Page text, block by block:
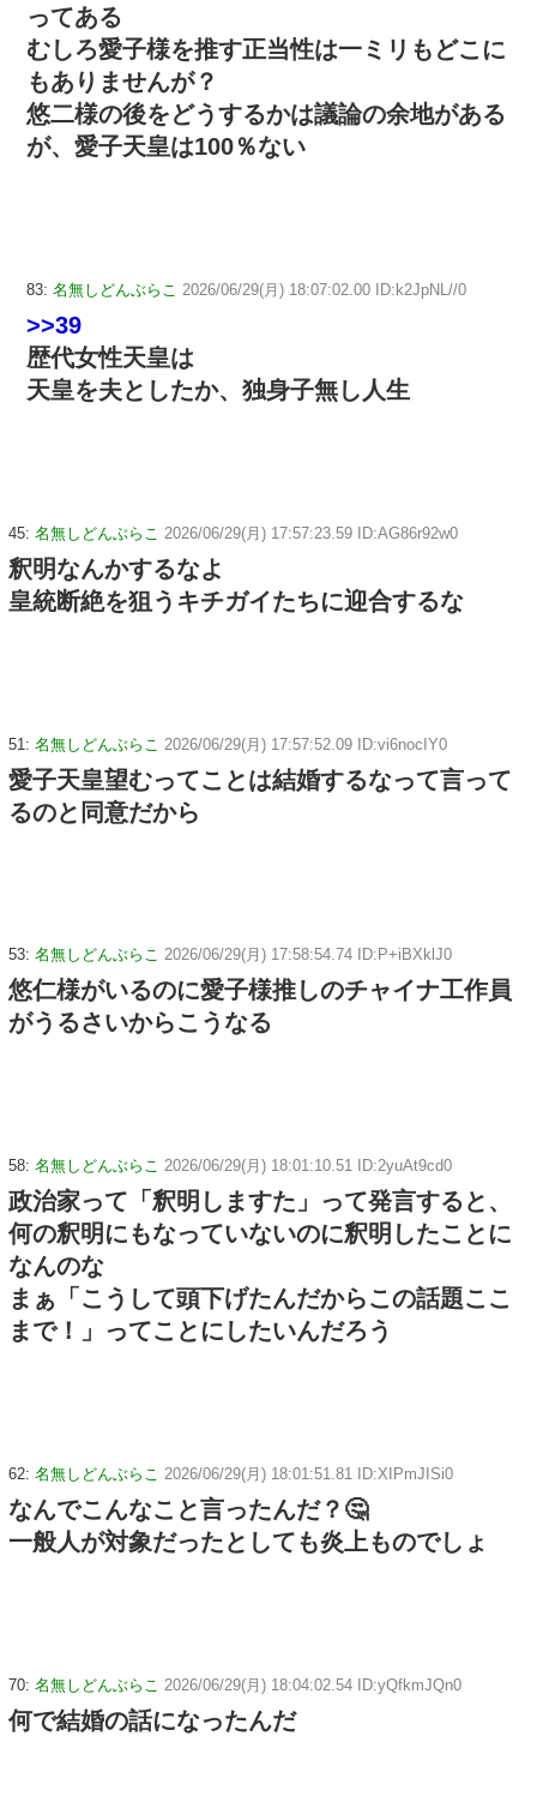
ってある
むしろ愛子様を推す正当性は一ミリもどこに
もありませんが？
悠二様の後をどうするかは議論の余地がある
が、愛子天皇は100％ない
83: 名無しどんぶらこ 2026/06/29(月) 18:07:02.00 ID:k2JpNL//0
>>39
歴代女性天皇は
天皇を夫としたか、独身子無し人生
45: 名無しどんぶらこ 2026/06/29(月) 17:57:23.59 ID:AG86r92w0
釈明なんかするなよ
皇統断絶を狙うキチガイたちに迎合するな
51: 名無しどんぶらこ 2026/06/29(月) 17:57:52.09 ID:vi6nocIY0
愛子天皇望むってことは結婚するなって言って
るのと同意だから
53: 名無しどんぶらこ 2026/06/29(月) 17:58:54.74 ID:P+iBXklJ0
悠仁様がいるのに愛子様推しのチャイナ工作員
がうるさいからこうなる
58: 名無しどんぶらこ 2026/06/29(月) 18:01:10.51 ID:2yuAt9cd0
政治家って「釈明しますた」って発言すると、
何の釈明にもなっていないのに釈明したことに
なんのな
まぁ「こうして頭下げたんだからこの話題ここ
まで！」ってことにしたいんだろう
62: 名無しどんぶらこ 2026/06/29(月) 18:01:51.81 ID:XIPmJISi0
なんでこんなこと言ったんだ？🤔
一般人が対象だったとしても炎上ものでしょ
70: 名無しどんぶらこ 2026/06/29(月) 18:04:02.54 ID:yQfkmJQn0
何で結婚の話になったんだ